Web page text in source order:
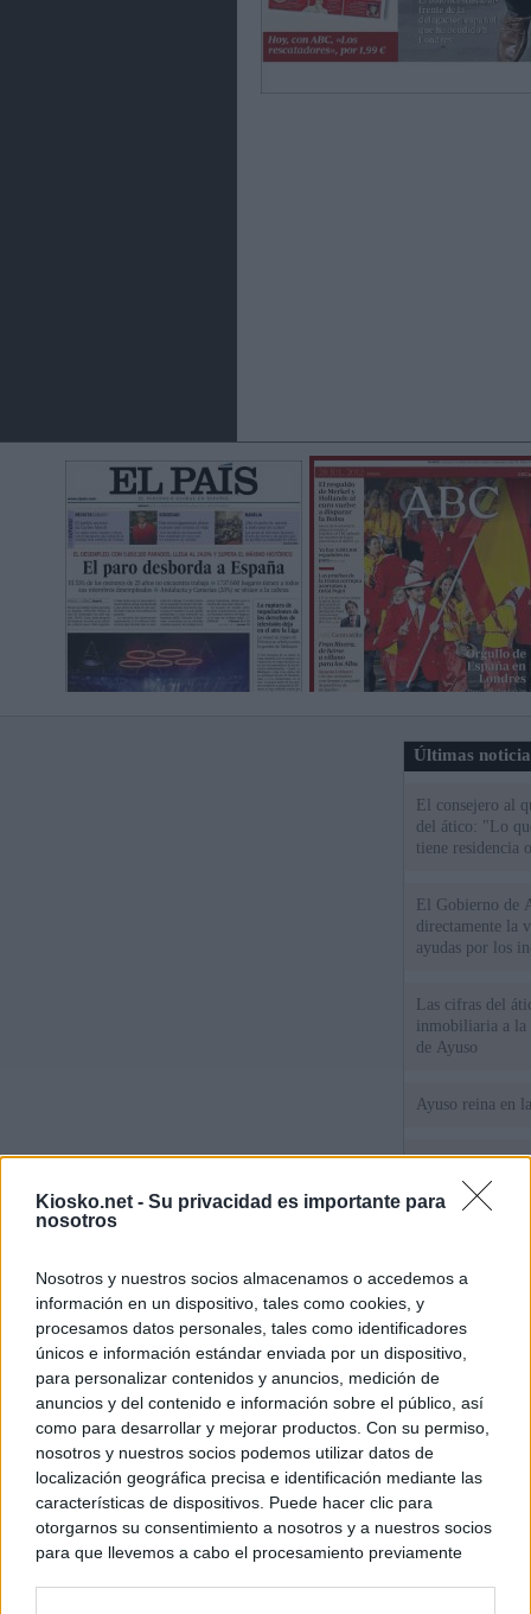
Kiosko.net - Su privacidad es importante para
nosotros
Nosotros y nuestros socios almacenamos o accedemos a
información en un dispositivo, tales como cookies, y
procesamos datos personales, tales como identificadores
únicos e información estándar enviada por un dispositivo,
para personalizar contenidos y anuncios, medición de
anuncios y del contenido e información sobre el público, así
como para desarrollar y mejorar productos. Con su permiso,
nosotros y nuestros socios podemos utilizar datos de
localización geográfica precisa e identificación mediante las
características de dispositivos. Puede hacer clic para
otorgarnos su consentimiento a nosotros y a nuestros socios
para que llevemos a cabo el procesamiento previamente
Últimas
El consejero al
del ático: "Lo
tiene residencia
El Gobierno de
directamente la
ayudas por los
Las cifras del
inmobiliaria a la
de Ayuso
Ayuso reina en
El juez propone
la filtración de
jefa" Ayuso
WhatsApp,
un nuevo cruce
15 de agosto
© Kiosko.net Aviso Legal Privacidad y Cookies